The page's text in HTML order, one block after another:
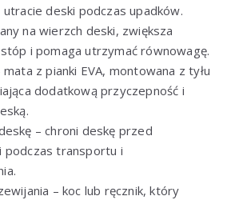
deski podczas upadków.
na wierzch deski, zwiększa
i pomaga utrzymać równowagę.
z pianki EVA, montowana z tyłu
dodatkową przyczepność i
– chroni deskę przed
podczas transportu i
– koc lub ręcznik, który